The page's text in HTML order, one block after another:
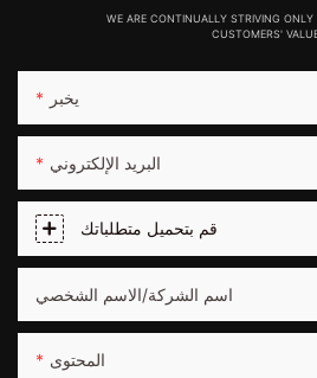
WE ARE CONTINUALLY STRIVING ONLY
CUSTOMERS'
يخبر
البريد الإلكتروني
قم بتحميل متطلباتك
اسم الشركة/الاسم الشخصي
المحتوى